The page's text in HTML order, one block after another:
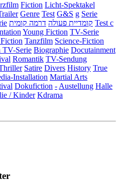
Fiction Licht-Spektakel
Genre Test G&S g Serie
קומדיית פעולה דרמה קומית
Test c
Young Fiction TV-Serie
Tanzfilm Science-Fiction
TV-Serie Biographie Docutainment
Romantik TV-Sendung
Satire Divers History True
Installation Martial Arts
Dokufiction - Austellung Halle
/ Kinder Kdrama